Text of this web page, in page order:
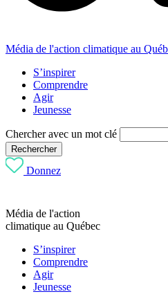
Média de l'action climatique au
S’inspirer
Comprendre
Agir
Jeunesse
Chercher avec un mot clé
Rechercher
Donnez
Média de l'action
climatique au Québec
S’inspirer
Comprendre
Agir
Jeunesse